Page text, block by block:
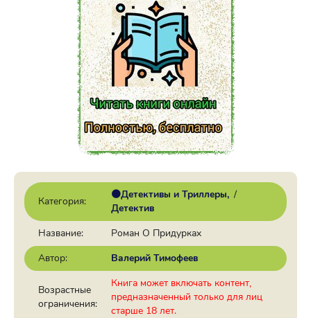
Категория:
🟠Детективы и Триллеры /
Детектив
Название:
Роман О Придурках
Автор:
Валерий Тимофеев
Возрастные
ограничения:
Книга может включать контент,
предназначенный только для лиц
старше 18 лет.